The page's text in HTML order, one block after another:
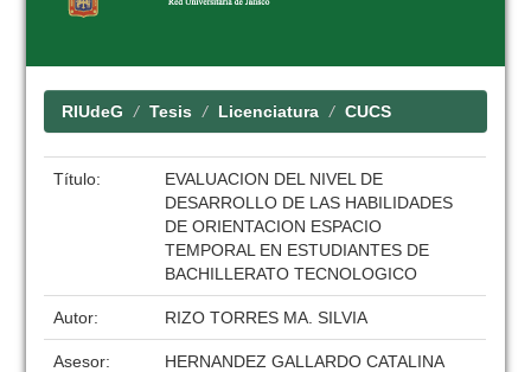
RIUdeG Tesis Licenciatura CUCS
Título:
EVALUACION DEL NIVEL DE
DESARROLLO DE LAS HABILIDADES
DE ORIENTACION ESPACIO
TEMPORAL EN ESTUDIANTES DE
BACHILLERATO TECNOLOGICO
Autor: RIZO TORRES MA. SILVIA
Asesor: HERNANDEZ GALLARDO CATALINA